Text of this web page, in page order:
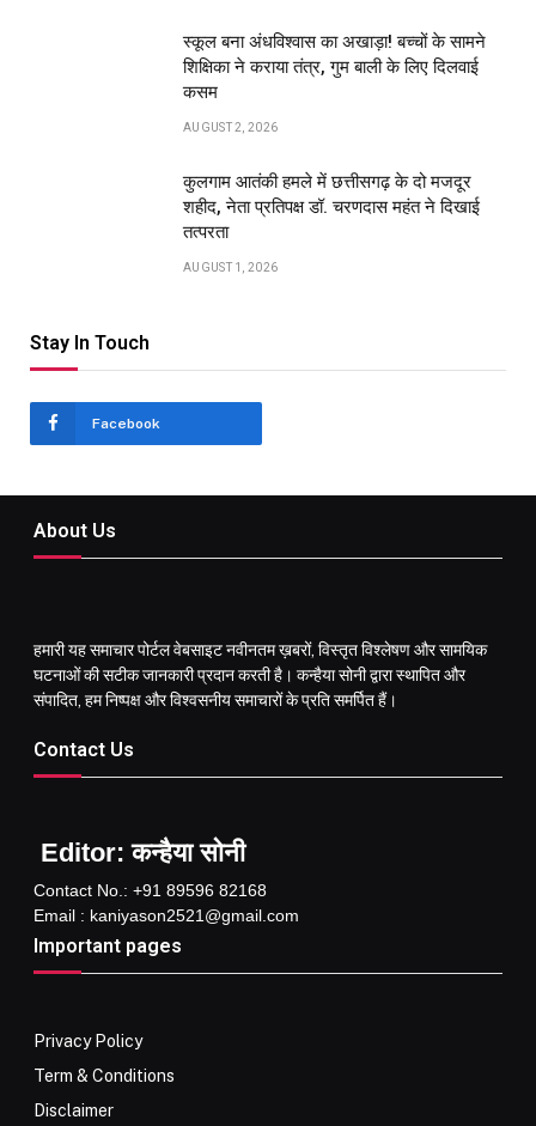
स्कूल बना अंधविश्वास का अखाड़ा! बच्चों के सामने
शिक्षिका ने कराया तंत्र, गुम बाली के लिए दिलवाई
कसम
AUGUST 2, 2026
कुलगाम आतंकी हमले में छत्तीसगढ़ के दो मजदूर
शहीद, नेता प्रतिपक्ष डॉ. चरणदास महंत ने दिखाई
तत्परता
AUGUST 1, 2026
Stay In Touch
Facebook
About Us
हमारी यह समाचार पोर्टल वेबसाइट नवीनतम ख़बरों, विस्तृत विश्लेषण और सामयिक
घटनाओं की सटीक जानकारी प्रदान करती है। कन्हैया सोनी द्वारा स्थापित और
संपादित, हम निष्पक्ष और विश्वसनीय समाचारों के प्रति समर्पित हैं।
Contact Us
Editor: कन्हैया सोनी
Contact No.: +91 89596 82168
Email : kaniyason2521@gmail.com
Important pages
Privacy Policy
Term & Conditions
Disclaimer